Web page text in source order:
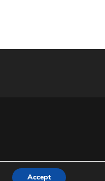
Accept